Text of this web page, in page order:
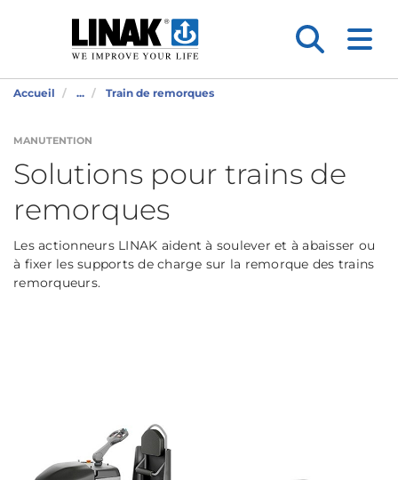
Accueil ... Train de remorques
MANUTENTION
Solutions pour trains de
remorques
Les actionneurs LINAK aident à soulever et à abaisser ou
à fixer les supports de charge sur la remorque des trains
remorqueurs.